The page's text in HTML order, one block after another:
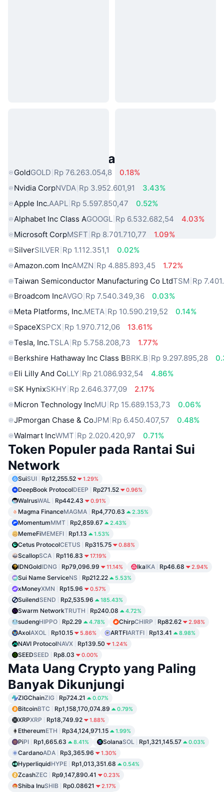
Aset Dunia Nyata Populer
GoldGOLD Rp 76.263.054,8
0.18%
Nvidia CorpNVDA Rp 3.952.601,91
3.43%
Apple Inc.AAPL Rp 5.597.850,47
0.52%
Alphabet Inc Class AGOOGL Rp 6.532.682,54
4.03%
Microsoft CorpMSFT Rp 8.701.710,77
1.09%
SilverSILVER Rp 1.112.351,1
0.02%
Amazon.com IncAMZN Rp 4.885.893,45
1.72%
Taiwan Semiconductor Manufacturing Co LtdTSM Rp
Broadcom IncAVGO Rp 7.540.349,36
0.03%
Meta Platforms, Inc.META Rp 10.590.219,52
0.14%
SpaceXSPCX Rp 1.970.712,06
13.61%
Tesla, Inc.TSLA Rp 5.758.208,73
1.77%
Berkshire Hathaway Inc Class BBRK.B Rp 9.297.895,28
Eli Lilly And CoLLY Rp 21.086.932,54
4.86%
SK HynixSKHY Rp 2.646.377,09
2.17%
Micron Technology IncMU Rp 15.689.153,73
0.06%
JPmorgan Chase & CoJPM Rp 6.450.407,57
0.48%
Walmart IncWMT Rp 2.020.420,97 0.71%
Token Populer pada Rantai Sui
Network
SuiSUI Rp12,255.52 1.29%
DeepBook ProtocolDEEP Rp271.52 0.96%
WalrusWAL Rp442.43 0.91%
Magma FinanceMAGMA Rp4,770.63 2.35%
MomentumMMT Rp2,859.67 2.43%
MemeFiMEMEFI Rp1.13 1.53%
Cetus ProtocolCETUS Rp315.75 0.88%
ScallopSCA Rp116.83 17.19%
IDNGoldIDNG Rp79,096.99 11.14% IkaIKA Rp46.68 2.94%
Sui Name ServiceNS Rp212.22 5.53%
xMoneyXMN Rp15.96 0.57%
SuilendSEND Rp2,535.96 185.43%
Swarm NetworkTRUTH Rp240.08 4.72%
sudengHIPPO Rp2.29 4.78% ChirpCHIRP Rp82.62 2.98%
AxolAXOL Rp10.15 5.86% ARTFIARTFI Rp13.41 8.98%
NAVI ProtocolNAVX Rp139.50 1.24%
SEEDSEED Rp8.03 0.00%
Mata Uang Crypto yang Paling
Banyak Dikunjungi
ZIGChainZIG Rp724.21 0.07%
BitcoinBTC Rp1,158,170,074.89 0.79%
XRPXRP Rp18,749.92 1.88%
EthereumETH Rp34,124,971.15 1.99%
PiPI Rp1,665.63 8.41% SolanaSOL Rp1,321,145.57 0.03%
CardanoADA Rp3,365.96 1.30%
HyperliquidHYPE Rp1,013,351.68 0.54%
ZcashZEC Rp9,147,890.41 0.23%
Shiba InuSHIB Rp0.08621 2.17%